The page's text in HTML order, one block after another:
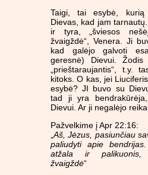
Taigi, tai esybė, kurią
Dievas, kad jam
ir tyra, „šviesos
žvaigždė“, Venera. Ji
kad galėjo galvoti
geresnė) Dievui. Žodis
„prieštaraujantis“, t.y.
kitoks. O kas, jei
esybė? JI buvo su
tad ji yra
Dievui. Ar ji negalėjo
Pažvelkime į Apr 22:16:
Aš, Jėzus, pasiunčiau
paliudyti apie
atžala ir palikuonis,
žvaigždė“